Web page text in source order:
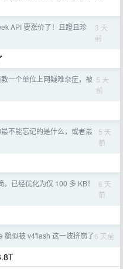
API 要涨价了！且蹬且珍
3 天
前
一个单位上网疑难杂症，被 5 天
前
不能忘记的是什么，或者最
5 天
前
，已经优化为仅 100 多 KB！
6 天
前
貌似被 v4flash 这一波挤崩了6 天前